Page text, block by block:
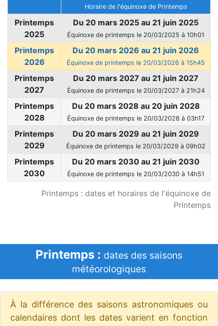
Printemps : dates et horaires de l'équinoxe de
Printemps
Horaire de l'équinoxe de Printemps
Printemps
2025
Du 20 mars 2025 au 21 juin 2025
Équinoxe de printemps le 20/03/2025 à 10h01
Printemps
2026
Du 20 mars 2026 au 21 juin 2026
Équinoxe de printemps le 20/03/2026 à 15h45
Printemps
2027
Du 20 mars 2027 au 21 juin 2027
Équinoxe de printemps le 20/03/2027 à 21h24
Printemps
2028
Du 20 mars 2028 au 20 juin 2028
Équinoxe de printemps le 20/03/2028 à 03h17
Printemps
2029
Du 20 mars 2029 au 21 juin 2029
Équinoxe de printemps le 20/03/2029 à 09h02
Printemps
2030
Du 20 mars 2030 au 21 juin 2030
Équinoxe de printemps le 20/03/2030 à 14h51
Printemps : dates des saisons
météorologiques
À la différence des saisons astronomiques ou
calendaires dont les dates varient en fonction